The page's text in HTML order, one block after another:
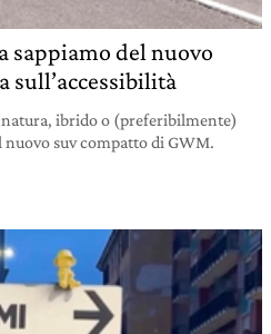
sappiamo del nuovo
sull’accessibilità
natura, ibrido o (preferibilmente)
suv compatto di GWM.